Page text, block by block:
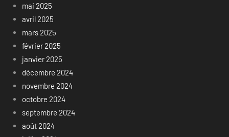
mai 2025
avril 2025
mars 2025
février 2025
janvier 2025
décembre 2024
novembre 2024
octobre 2024
septembre 2024
août 2024